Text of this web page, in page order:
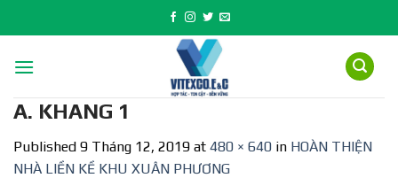
to
A. KHANG 1
Published 9 Tháng 12, 2019 at 480 × 640 in HOÀN THIỆN
NHÀ LIỀN KỀ KHU XUÂN PHƯƠNG